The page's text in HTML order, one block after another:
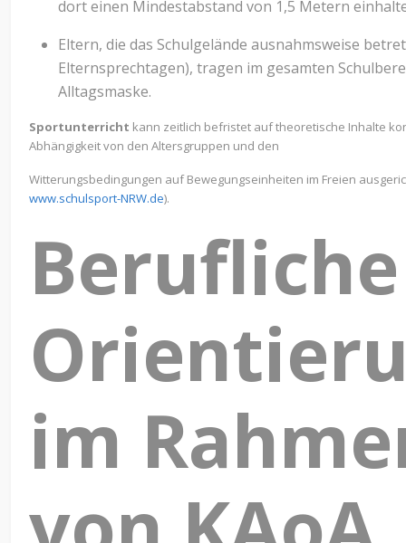
dort einen Mindestabstand von 1,5 Metern
Eltern, die das Schulgelände ausnahmsweise
Elternsprechtagen), tragen im gesamten
Alltagsmaske.
Sportunterricht kann zeitlich befristet auf theoretische Inhalte
Abhängigkeit von den Altersgruppen und den
Witterungsbedingungen auf Bewegungseinheiten im Freien
www.schulsport-NRW.de).
Berufliche
im